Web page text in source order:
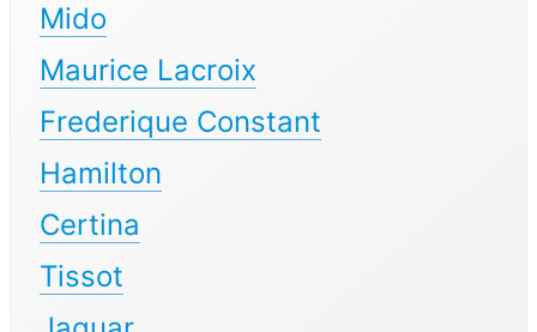
Mido
Maurice Lacroix
Frederique Constant
Hamilton
Certina
Tissot